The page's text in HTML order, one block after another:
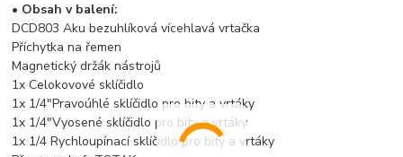
• Obsah v balení:
DCD803 Aku bezuhlíková vícehlavá vrtačka
Příchytka na řemen
Magnetický držák nástrojů
1x Celokovové sklíčidlo
1x 1/4"Pravoúhlé sklíčidlo pro bity a vrtáky
1x 1/4"Vyosené sklíčidlo pro bity a vrtáky
1x 1/4 Rychloupínací sklíčidlo pro bity a vrtáky